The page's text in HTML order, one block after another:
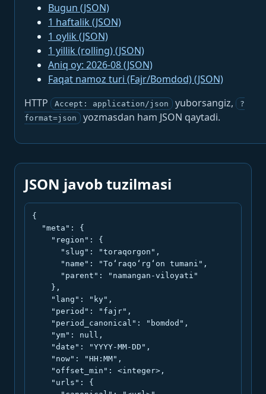
Bugun (JSON)
1 haftalik (JSON)
1 oylik (JSON)
1 yillik (rolling) (JSON)
Aniq oy: 2026-08 (JSON)
Faqat namoz turi (Fajr/Bomdod) (JSON)
HTTP
Accept: application/json yuborsangiz,
?
format=json
yozmasdan ham JSON qaytadi.
JSON javob tuzilmasi
{
  "meta": {
    "region": {
      "slug": "toraqorgon",
      "name": "To‘raqo‘rg‘on tumani",
      "parent": "namangan-viloyati"
    },
    "lang": "ky",
    "period": "fajr",
    "period_canonical": "bomdod",
    "ym": null,
    "date": "YYYY-MM-DD",
    "now": "HH:MM",
    "offset_min": <integer>,
    "urls": {